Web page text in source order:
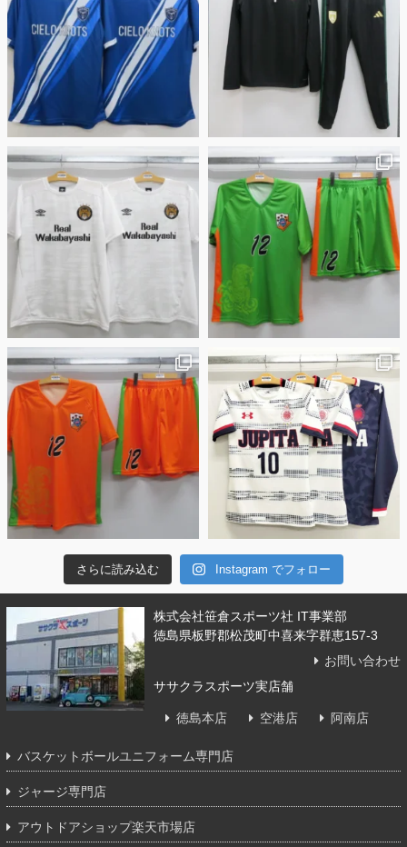
さらに読み込む Instagram でフォロー
株式会社笹倉スポーツ社 IT事業部
徳島県板野郡松茂町中喜来字群恵157-3
お問い合わせ
ササクラスポーツ実店舗
徳島本店 空港店 阿南店
バスケットボールユニフォーム専門店
ジャージ専門店
アウトドアショップ楽天市場店